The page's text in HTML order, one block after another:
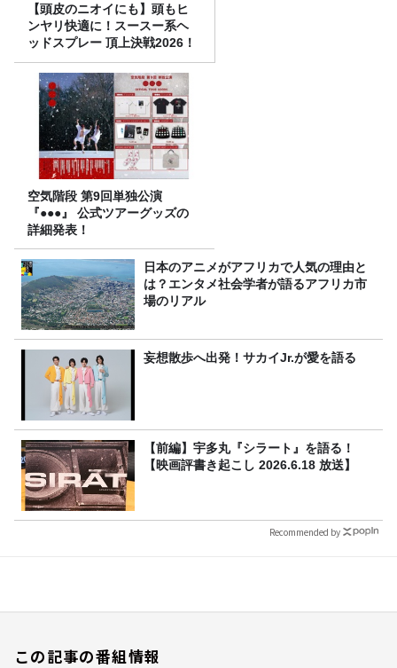
【頭皮のニオイにも】頭もヒ
ンヤリ快適に！スースー系ヘ
ッドスプレー 頂上決戦2026！
空気階段 第9回単独公演
『●●●』 公式ツアーグッズの
詳細発表！
日本のアニメがアフリカで人気の理由と
は？エンタメ社会学者が語るアフリカ市
場のリアル
妄想散歩へ出発！サカイJr.が愛を語る
【前編】宇多丸『シラート』を語る！
【映画評書き起こし 2026.6.18 放送】
Recommended by
この記事の番組情報